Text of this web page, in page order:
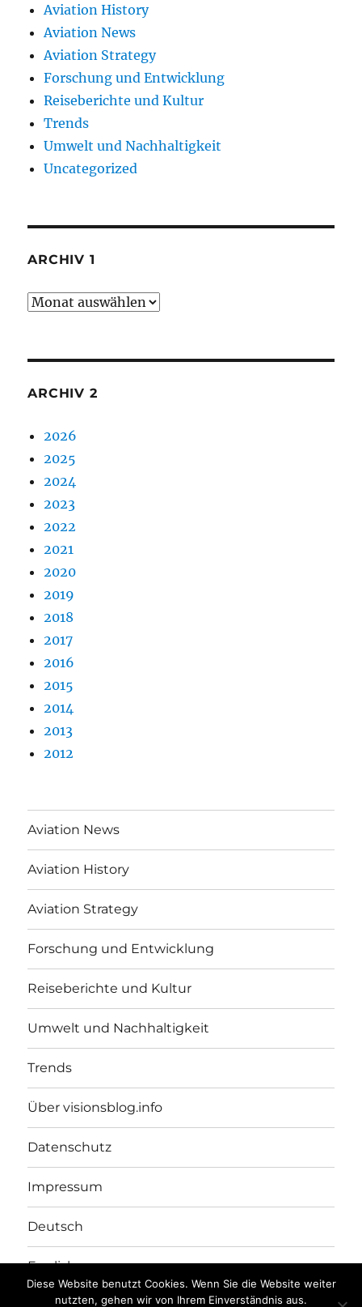
Aviation History
Aviation News
Aviation Strategy
Forschung und Entwicklung
Reiseberichte und Kultur
Trends
Umwelt und Nachhaltigkeit
Uncategorized
ARCHIV 1
Archiv
ARCHIV 2
2026
2025
2024
2023
2022
2021
2020
2019
2018
2017
2016
2015
2014
2013
2012
Aviation News
Aviation History
Aviation Strategy
Forschung und Entwicklung
Reiseberichte und Kultur
Umwelt und Nachhaltigkeit
Trends
Über visionsblog.info
Datenschutz
Impressum
Deutsch
English
Diese Website benutzt Cookies. Wenn Sie die Website weiter
nutzten, gehen wir von Ihrem Einverständnis aus.